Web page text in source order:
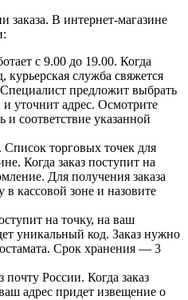
заказа. В интернет-магазине
с 9.00 до 19.00. Когда
курьерская служба свяжется
предложит выбрать
и уточнит адрес. Осмотрите
и соответствие указанной
торговых точек для
Когда заказ поступит на
Для получения заказа
в кассовой зоне и назовите
на точку, на ваш
уникальный код. Заказ нужно
Срок хранения — 3
почту России. Когда заказ
адрес придет извещение о